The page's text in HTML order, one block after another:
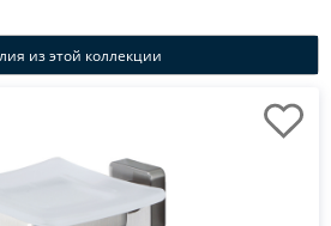
из этой коллекции